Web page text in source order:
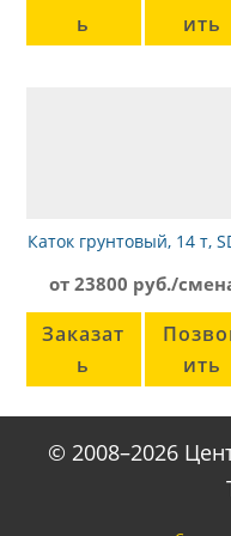
ь
ить
Каток грунтовый, 14 т,
от 23800 руб./
Заказат
ь
ить
© 2008–2026